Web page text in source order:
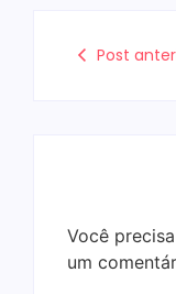
Post
Você
um